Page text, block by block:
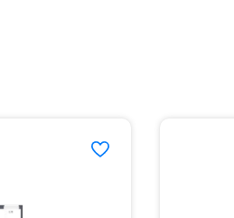
наиболее одарённых
2r1521133#